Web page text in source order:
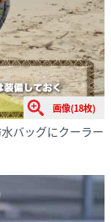
画像(18枚)
バッグにクーラー